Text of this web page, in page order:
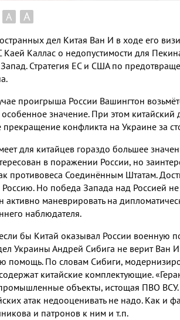
А А
дел Китая Ван И в ходе его
Каллас о недопустимости для
Стратегия ЕС и США по
проигрыша России Вашингтон
значение. При этом китайский
прекращение конфликта на Украине за
для китайцев гораздо большее
в поражении России, но
противовеса Соединённым Штатам.
Но победа Запада над Россией не
маневрировать на
наблюдателя.
бы Китай оказывал России военную
Украины Андрей Сибига не верит Ван И
помощь. По словам Сибиги,
китайские комплектующие.
объекты, истощая ПВО ВСУ.
атак недооценивать не надо. Как и
и патронов к ним и т.п.